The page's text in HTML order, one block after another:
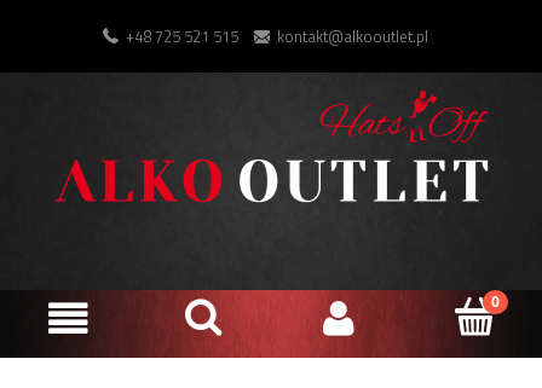
+48 725 521 515 kontakt@alkooutlet.pl